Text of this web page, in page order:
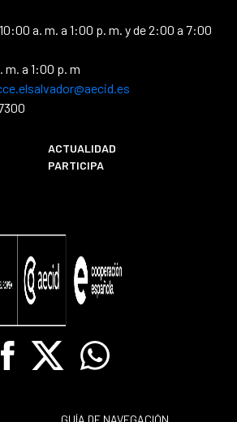
a. m. a 1:00 p. m. y de 2:00 a 7:00
a 1:00 p. m
ACTUALIDAD
PARTICIPA
Facebook
X Whatsapp